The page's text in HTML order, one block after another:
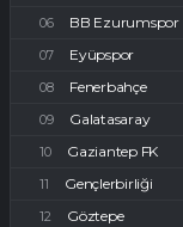
BB Ezurumspor
Eyüpspor
Fenerbahçe
Galatasaray
Gaziantep FK
Gençlerbirliği
Göztepe